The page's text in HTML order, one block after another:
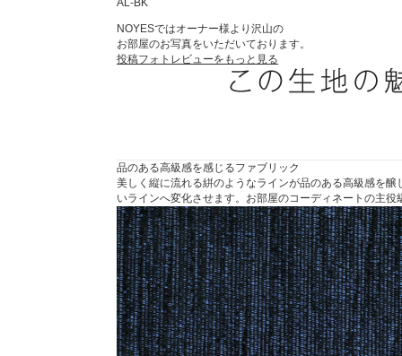
AL-BK
NOYESではオーナー様より沢山の
お部屋のお写真をいただいております。
投稿フォトレビューをもっと見る
品のある高級感を感じるファブリック
美しく縦に流れる絣のようなラインが品のある高級感を
いラインへ変化させます。お部屋のコーディネートの主